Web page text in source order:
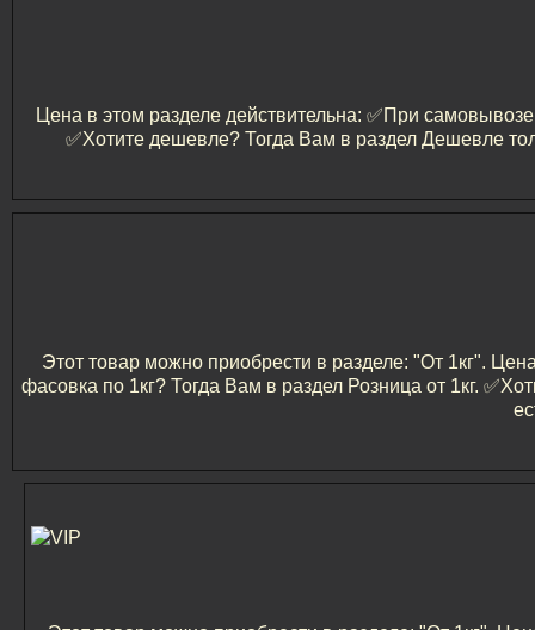
Цена в этом разделе действительна: ✅️При
✅️Хотите дешевле? Тогда Вам в раздел Дешевле
Этот товар можно приобрести в разделе: "От 1кг".
фасовка по 1кг? Тогда Вам в раздел Розница от 1кг.